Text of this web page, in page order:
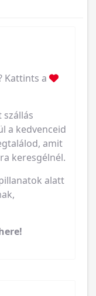
a
a kedvenceid
amit
keresgélnél.
alatt